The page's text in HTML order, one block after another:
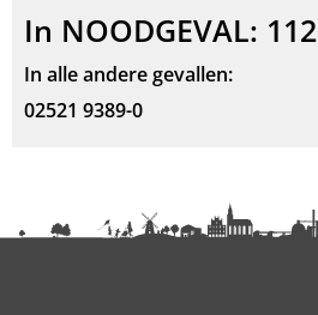
In NOODGEVAL: 112
In alle andere gevallen:
02521 9389-0